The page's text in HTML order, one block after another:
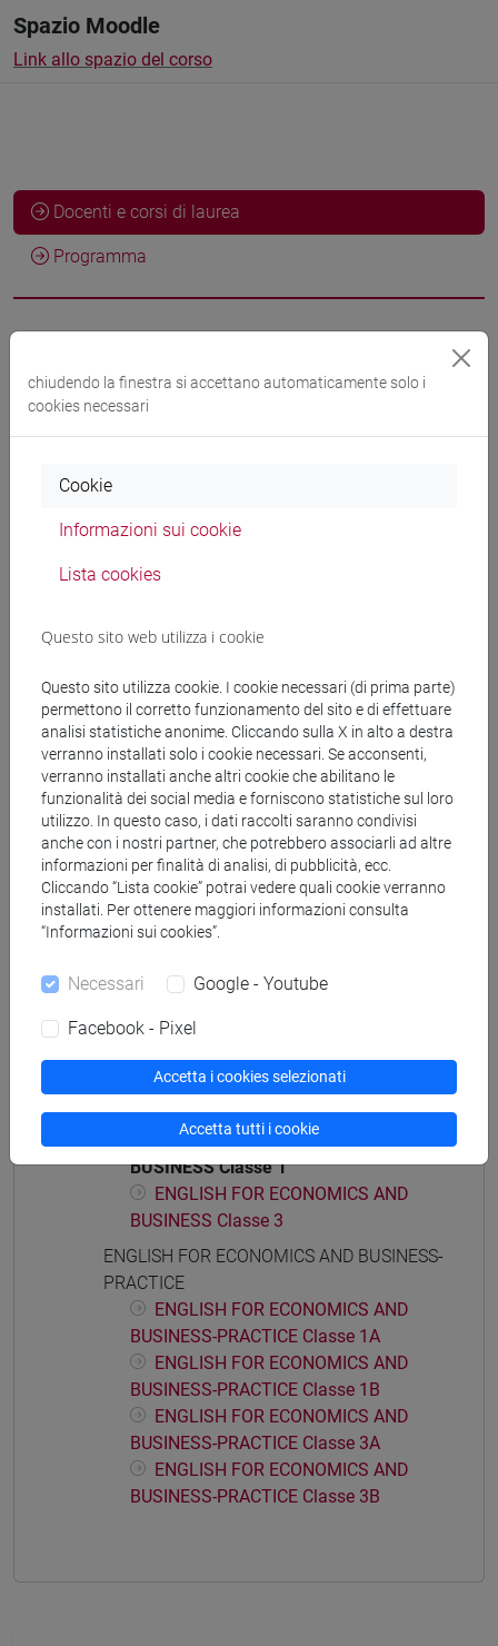
Spazio Moodle
Link allo spazio del corso
Docenti e corsi di laurea
Programma
BRISCIANA Rosemarie
Materiali didattici
Corsi di studio e percorsi
[ET4] ECONOMIA E COMMERCIO - Laurea
economics, markets and finance/economics,
markets and finance
Mutua da
ENGLISH FOR ECONOMICS AND BUSINESS
[ET4021]
Struttura generale dell'insegnamento
ENGLISH FOR ECONOMICS AND BUSINESS
ENGLISH FOR ECONOMICS AND BUSINESS
ENGLISH FOR ECONOMICS AND
BUSINESS Classe 1
ENGLISH FOR ECONOMICS AND
BUSINESS Classe 3
ENGLISH FOR ECONOMICS AND BUSINESS-
PRACTICE
ENGLISH FOR ECONOMICS AND
BUSINESS-PRACTICE Classe 1A
ENGLISH FOR ECONOMICS AND
BUSINESS-PRACTICE Classe 1B
ENGLISH FOR ECONOMICS AND
BUSINESS-PRACTICE Classe 3A
ENGLISH FOR ECONOMICS AND
BUSINESS-PRACTICE Classe 3B
chiudendo la finestra si accettano automaticamente solo i
cookies necessari
Cookie
Informazioni sui cookie
Lista cookies
Questo sito web utilizza i cookie
Questo sito utilizza cookie. I cookie necessari (di prima parte)
permettono il corretto funzionamento del sito e di effettuare
analisi statistiche anonime. Cliccando sulla X in alto a destra
verranno installati solo i cookie necessari. Se acconsenti,
verranno installati anche altri cookie che abilitano le
funzionalità dei social media e forniscono statistiche sul loro
utilizzo. In questo caso, i dati raccolti saranno condivisi
anche con i nostri partner, che potrebbero associarli ad altre
informazioni per finalità di analisi, di pubblicità, ecc.
Cliccando “Lista cookie” potrai vedere quali cookie verranno
installati. Per ottenere maggiori informazioni consulta
“Informazioni sui cookies”.
Necessari Google - Youtube
Facebook - Pixel
Accetta i cookies selezionati
Accetta tutti i cookie